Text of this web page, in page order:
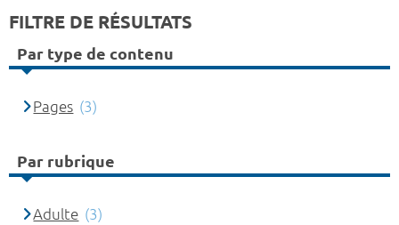
FILTRE DE RÉSULTATS
Par type de contenu
Pages (3)
Par rubrique
Adulte (3)